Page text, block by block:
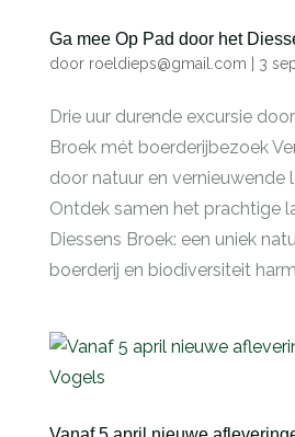
Ga mee Op Pad door het
door roeldieps@gmail.com 3
Drie uur durende excursie
Broek mét boerderijbezoek
door natuur en vernieuwende
Ontdek samen het prachtige
Diessens Broek: een uniek
boerderij en biodiversiteit